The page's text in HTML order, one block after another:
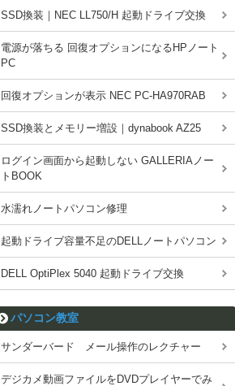
SSD換装｜NEC LL750/H 起動ドライブ交換
電源が落ちる 回復オプションになるHPノート
PC
回復オプションが表示 NEC PC-HA970RAB
SSD換装とメモリー増設｜dynabook AZ25
ログイン画面から起動しない GALLERIAノー
トBOOK
水濡れノートパソコン修理
起動ドライブ容量不足のDELLノートパソコン
DELL OptiPlex 5040 起動ドライブ交換
パソコン教室
サンダーバード メール操作のレクチャー
デジカメ動画ファイルをDVDプレイヤーでみ